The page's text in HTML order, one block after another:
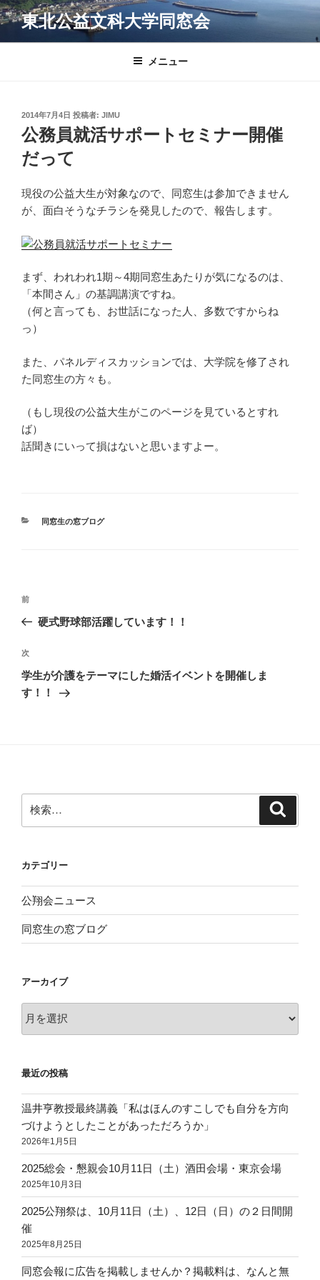
コ
ン
テ
東北公益文科大学同窓会
メニュー
投
稿
日:
2014年7月4日 投稿者: JIMU
公務員就活サポートセミナー開催
だって
現役の公益大生が対象なので、同窓生は参加できません
が、面白そうなチラシを発見したので、報告します。
まず、われわれ1期～4期同窓生あたりが気になるのは、
「本間さん」の基調講演ですね。
（何と言っても、お世話になった人、多数ですからね
っ）
また、パネルディスカッションでは、大学院を修了され
た同窓生の方々も。
（もし現役の公益大生がこのページを見ているとすれ
ば）
話聞きにいって損はないと思いますよー。
カ
同窓生の窓ブログ
投
ビ
ゲ
ー
前
の
稿
前
硬式野球部活躍しています！！
次
の
投
次
学生が介護をテーマにした婚活イベントを開催しま
す！！
索:
カテゴリー
公翔会ニュース
同窓生の窓ブログ
アーカイブ
ー
ブ
最近の投稿
温井亨教授最終講義「私はほんのすこしでも自分を方向
づけようとしたことがあっただろうか」
2026年1月5日
2025総会・懇親会10月11日（土）酒田会場・東京会場
2025年10月3日
2025公翔祭は、10月11日（土）、12日（日）の２日間開
催
2025年8月25日
同窓会報に広告を掲載しませんか？掲載料は、なんと無